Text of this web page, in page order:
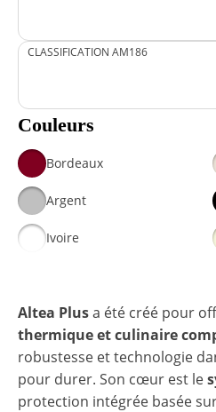
CLASSIFICATION AM186
Couleurs
Bordeaux
Argent
Ivoire
Altea Plusa été créé pour
thermique et culinaire
robustesse et technologie
pour durer. Son cœur est le
protection intégrée basée